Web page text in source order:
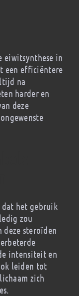
eiwitsynthese in
een efficiëntere
na
harder en
deze
dat het gebruik
zou
steroïden
intensiteit en
leiden tot
zich